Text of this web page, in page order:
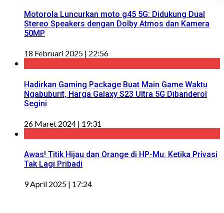
Motorola Luncurkan moto g45 5G: Didukung Dual
Stereo Speakers dengan Dolby Atmos dan Kamera
50MP
18 Februari 2025 | 22:56
Hadirkan Gaming Package Buat Main Game Waktu
Ngabuburit, Harga Galaxy S23 Ultra 5G Dibanderol
Segini
26 Maret 2024 | 19:31
Awas! Titik Hijau dan Orange di HP-Mu: Ketika Privasi
Tak Lagi Pribadi
9 April 2025 | 17:24